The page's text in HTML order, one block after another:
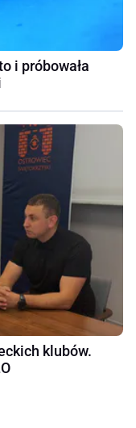
i próbowała
klubów.